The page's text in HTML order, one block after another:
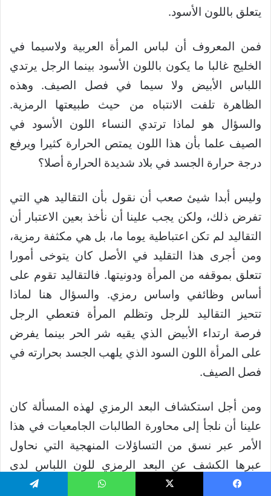
يتعلق باللون الأسود.
فمن المعروف أن لباس المرأة العربية ولاسيما في
الخليج غالبا ما يكون باللون الأسود بينما الرجل يرتدي
اللباس الأبيض ولا سيما في فصل الصيف. وهذه
الظاهرة تلفت الانتباه من حيث طبيعتها الرمزية.
والسؤال هو لماذا ترتدي النساء اللون الأسود في
الصيف علما بأن هذا اللون يمتص الحرارة كثيرا ويرفع
درجة حرارة الجسد في بلاد شديدة الحرارة أصلا؟
وليس أبدا شيئ صعب أن نقول بأن التقاليد هي التي
تفرض ذلك، ولكن يجب علينا أن نأخذ بعين الاعتبار أن
التقاليد لم تكن اعتباطية يوما ما، بل هي مكثفة رمزية،
ومن أجرى هذا التقليد في الأصل كان يتوخى أمورا
تتعلق بموقفه من المرأة ودونيتها. فالتقاليد تقوم على
أساس وظائفي واساس رمزي. والسؤال هنا لماذا
تتحيز التقاليد للرجل وتظلم المرأة فتعطي الرجل
فرصة ارتداء الأبيض الذي يقيه شر الحر بينما يفرض
على المرأة اللون السود الذي يلهب الجسد بحرارته في
فصل الصيف.
ومن أجل استكشاف البعد الرمزي لهذه المسألة كان
علينا أن نلجأ إلى محاورة الطالبات الجامعيات في هذا
الأمر عبر نسق من التساؤلات المنهجية التي نحاول
عبرها الكشف عن البعد الرمزي للون اللباس لدى
المرأة.